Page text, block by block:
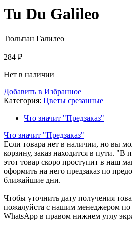
Tu Du Galileo
Тюльпан Галилео
284 ₽
Нет в наличии
Добавить в Избранное
Категория: Цветы срезанные
Что значит "Предзаказ"
Что значит "Предзаказ"
Если товара нет в наличии, но вы
корзину, заказ находится в пути. "В
этот товар скоро проступит в наш
оформить на него предзаказ по
ближайшие дни.
Чтобы уточнить дату получения
пожалуйста с нашим менеджером по
WhatsApp в правом нижнем углу